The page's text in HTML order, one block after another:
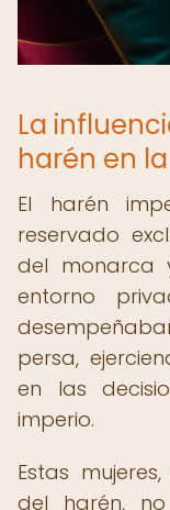
La
harén en
El harén
reservado
del monarca
entorno
persa,
en las
imperio.
Estas
del harén,